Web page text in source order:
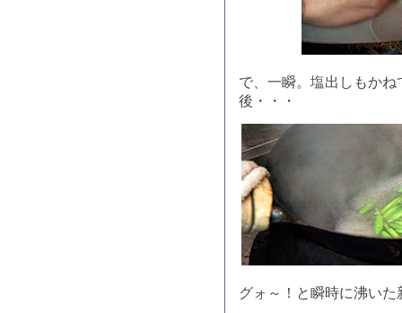
で、一瞬。塩出しもか
後・・・
グォ～！と瞬時に沸い